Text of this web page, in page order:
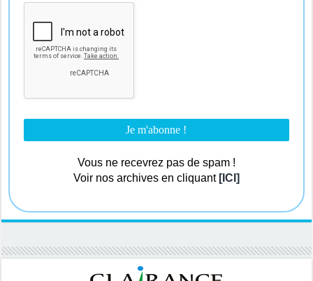
Vous ne recevrez pas de spam !
Voir nos archives en cliquant [ICI]